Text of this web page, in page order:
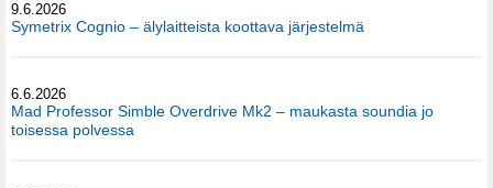
9.6.2026
Symetrix Cognio – älylaitteista koottava järjestelmä
6.6.2026
Mad Professor Simble Overdrive Mk2 – maukasta soundia jo
toisessa polvessa